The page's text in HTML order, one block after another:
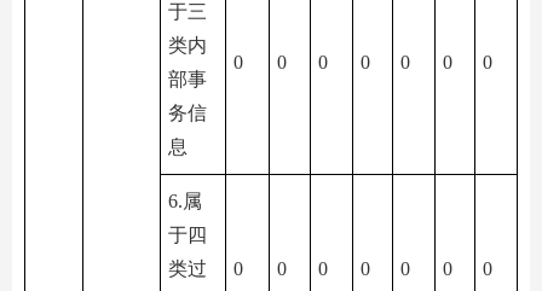
于三
类内
部事
务信
息
0 0 0 0 0 0 0
6.属
于四
类过
0 0 0 0 0 0 0